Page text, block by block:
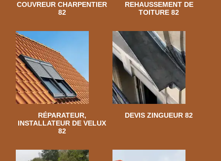
COUVREUR CHARPENTIER
82
REHAUSSEMENT DE
TOITURE 82
RÉPARATEUR,
INSTALLATEUR DE VELUX
82
DEVIS ZINGUEUR 82